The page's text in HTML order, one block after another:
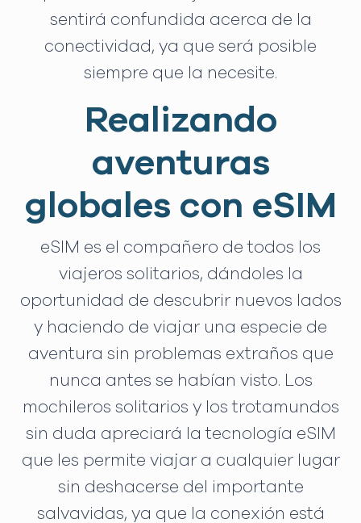
sentirá confundida acerca de la
conectividad, ya que será posible
siempre que la necesite.
Realizando
aventuras
globales con eSIM
eSIM es el compañero de todos los
viajeros solitarios, dándoles la
oportunidad de descubrir nuevos lados
y haciendo de viajar una especie de
aventura sin problemas extraños que
nunca antes se habían visto. Los
mochileros solitarios y los trotamundos
sin duda apreciará la tecnología eSIM
que les permite viajar a cualquier lugar
sin deshacerse del importante
salvavidas, ya que la conexión está